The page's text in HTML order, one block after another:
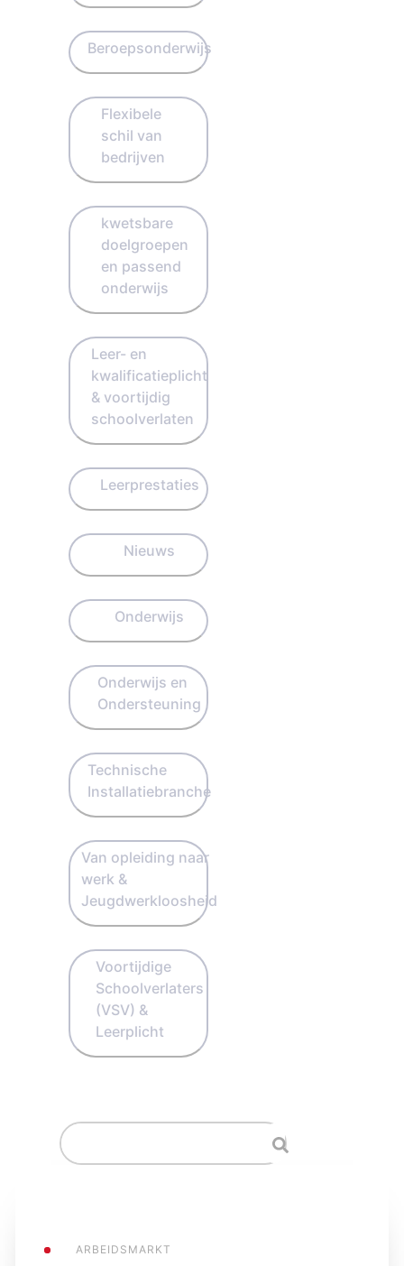
Beroepsonderwijs
Flexibele
schil van
bedrijven
kwetsbare
doelgroepen
en passend
onderwijs
Leer- en
kwalificatieplicht
& voortijdig
schoolverlaten
Leerprestaties
Nieuws
Onderwijs
Onderwijs en
Ondersteuning
Technische
Installatiebranche
Van opleiding naar
werk &
Jeugdwerkloosheid
Voortijdige
Schoolverlaters
(VSV) &
Leerplicht
ARBEIDSMARKT